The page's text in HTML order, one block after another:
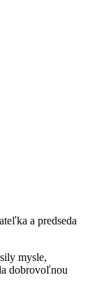
a predseda
mysle,
dobrovoľnou